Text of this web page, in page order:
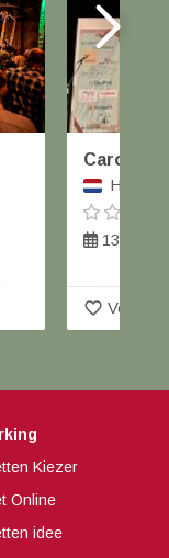
Carolus
13
favorite_border Voeg
Kiezer
Online
idee